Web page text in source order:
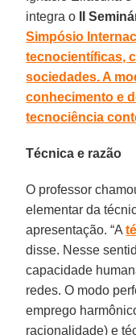
integra o
II
Simpósio
tecnocientíficas,
sociedades. A
conhecimento e
tecnociência
Técnica e razão
O professor
elementar da
apresentação. “A
disse. Nesse
capacidade
redes. O modo
emprego
racionalidade) e